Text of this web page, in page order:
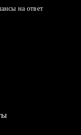
на ответ